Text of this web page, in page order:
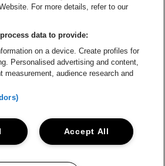
Lotto Arena
Be-At Venues
119, 2170 Antwerpen
- RPR Antwerpen
IBAN: BE93 2200 4925 0067 - BIC:
GEBABEBB
Manage my cookiesPrivacy
For more details, refer to our
data to provide:
on a device. Create profiles for
Personalised advertising and content,
measurement, audience research and
Accept All